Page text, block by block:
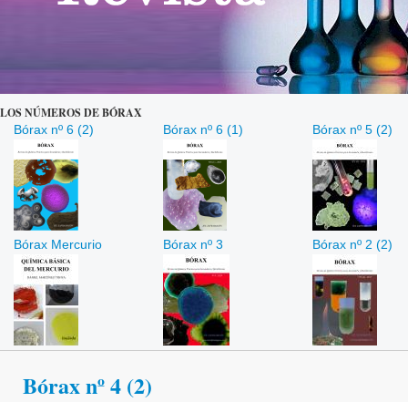
LOS NÚMEROS DE BÓRAX
Bórax nº 6 (2) Bórax nº 6 (1) Bórax nº 5 (2)
Bórax Mercurio Bórax nº 3 Bórax nº 2 (2)
Bórax nº 4 (2)